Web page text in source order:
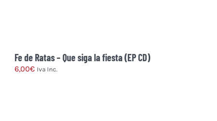
Fe de Ratas – Que siga la fiesta (EP CD)
6,00€ Iva Inc.